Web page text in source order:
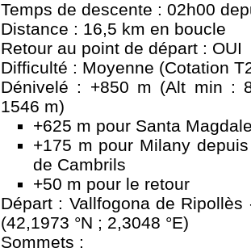
Temps de descente : 02h00
Distance : 16,5 km en boucle
Retour au point de départ : OUI
Difficulté : Moyenne (Cotation
Dénivelé : +850 m (Alt min :
1546 m)
+625 m pour Santa
+175 m pour Milany
de Cambrils
+50 m pour le retour
Départ : Vallfogona de
(42,1973 °N ; 2,3048 °E)
Sommets :